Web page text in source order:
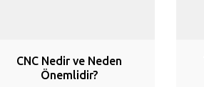
CNC Nedir ve Neden
Önemlidir?